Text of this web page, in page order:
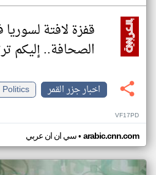
قفزة لافتة
الصحافة.. إليكم
اخبار جزر القمر
Politics
VF17PD
سي ان ان عربي• arabic.cnn.com